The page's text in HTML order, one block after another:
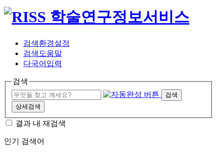
검색환경설정
검색도움말
다국어입력
검색
검색
상세검색
결과 내 재검색
인기 검색어